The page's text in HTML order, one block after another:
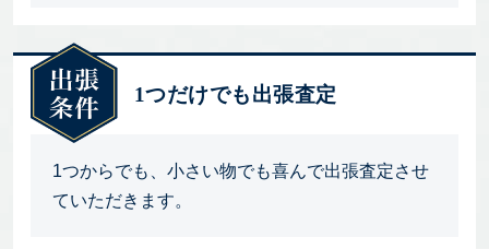
1つだけでも出張査定
1つからでも、小さい物でも喜んで出張査定させ
ていただきます。